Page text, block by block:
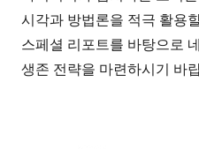
시각과 방법론을 적극 활용
스페셜 리포트를 바탕으로
생존 전략을 마련하시기 바